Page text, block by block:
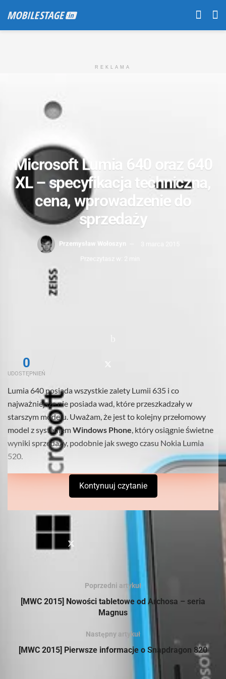
REKLAMA
Microsoft Lumia 640 oraz 640
XL – specyfikacja techniczna,
cena, wprowadzenie do
sprzedaży
Przemysław Wołoszyn
Przeczytasz w: 2 min
0
UDOSTĘPNIEŃ
Lumia 640 posiada wszystkie zalety Lumii 635 i co
najważniejsze nie posiada wad, które przeszkadzały w
starszym modelu. Uważam, że jest to kolejny przełomowy
model z systememWindows Phone, który osiągnie świetne
wyniki sprzedaży, podobnie jak swego czasu Nokia Lumia
520.
Verbatim prezentuje smukły i stylowy przenośny dysk
twardy dla użytkowników komputerów MAC oraz PC
Kontynuuj czytanie
Poprzedni artykuł
[MWC 2015] Nowości tabletowe od Archosa – seria
Magnus
Następny artykuł
[MWC 2015] Pierwsze informacje o Snapdragon 820